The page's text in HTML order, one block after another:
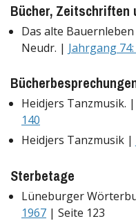
Bücher, Zeitschriften
Das alte
Neudr. | Jahrgang
Heidjers Tanzmusik. |
140
Heidjers Tanzmusik |
Sterbetage
Lüneburger
1967 | Seite 123